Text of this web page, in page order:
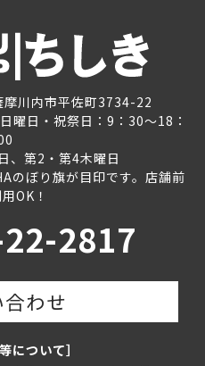
川内市平佐町3734-22
日・祝祭日：9：30～18：
、第2・第4木曜日
のぼり旗が目印です。店舗前
OK！
2817
わせ
について］